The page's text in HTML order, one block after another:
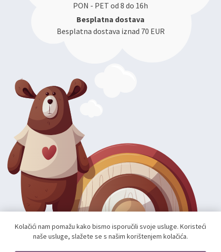
PON - PET od 8 do 16h
Besplatna dostava
Besplatna dostava iznad 70 EUR
Kolačići nam pomažu kako bismo isporučili svoje usluge. Koristeći
naše usluge, slažete se s našim korištenjem kolačića.